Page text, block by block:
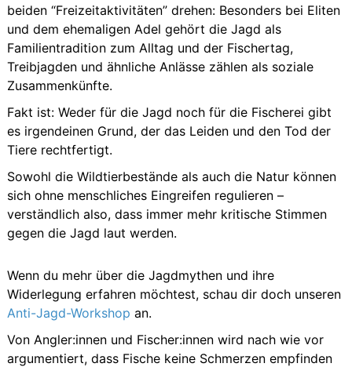
beiden “Freizeitaktivitäten” drehen: Besonders bei Eliten
und dem ehemaligen Adel gehört die Jagd als
Familientradition zum Alltag und der Fischertag,
Treibjagden und ähnliche Anlässe zählen als soziale
Zusammenkünfte.
Fakt ist: Weder für die Jagd noch für die Fischerei gibt
es irgendeinen Grund, der das Leiden und den Tod der
Tiere rechtfertigt.
Sowohl die Wildtierbestände als auch die Natur können
sich ohne menschliches Eingreifen regulieren –
verständlich also, dass immer mehr kritische Stimmen
gegen die Jagd laut werden.
Wenn du mehr über die Jagdmythen und ihre
Widerlegung erfahren möchtest, schau dir doch unseren
Anti-Jagd-Workshop an.
Von Angler:innen und Fischer:innen wird nach wie vor
argumentiert, dass Fische keine Schmerzen empfinden